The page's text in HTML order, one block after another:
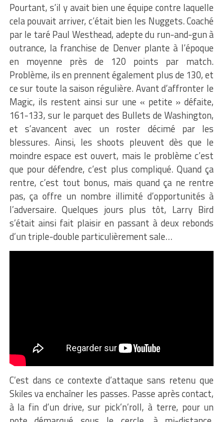
Pourtant, s’il y avait bien une équipe contre laquelle
cela pouvait arriver, c’était bien les Nuggets. Coaché
par le taré Paul Westhead, adepte du run-and-gun à
outrance, la franchise de Denver plante à l’époque
en moyenne près de 120 points par match.
Problème, ils en prennent également plus de 130, et
ce sur toute la saison régulière. Avant d’affronter le
Magic, ils restent ainsi sur une « petite » défaite,
161-133, sur le parquet des Bullets de Washington,
et s’avancent avec un roster décimé par les
blessures. Ainsi, les shoots pleuvent dès que le
moindre espace est ouvert, mais le problème c’est
que pour défendre, c’est plus compliqué. Quand ça
rentre, c’est tout bonus, mais quand ça ne rentre
pas, ça offre un nombre illimité d’opportunités à
l’adversaire. Quelques jours plus tôt, Larry Bird
s’était ainsi fait plaisir en passant à deux rebonds
d’un triple-double particulièrement sale…
C’est dans ce contexte d’attaque sans retenu que
Skiles va enchaîner les passes. Passe après contact,
à la fin d’un drive, sur pick’n’roll, à terre, pour un